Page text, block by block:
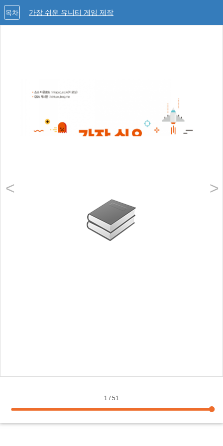
가장 쉬운 유니티 게임 제작
목차
< >
1 /51